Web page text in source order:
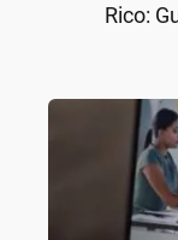
Rico: